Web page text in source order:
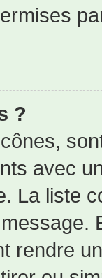
?
avec
La liste
rendre